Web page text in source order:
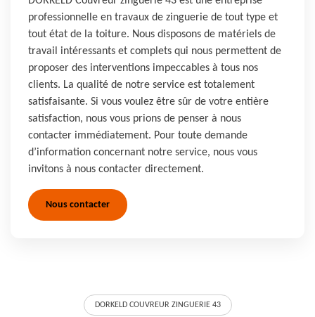
professionnelle en travaux de zinguerie de tout type et
tout état de la toiture. Nous disposons de matériels de
travail intéressants et complets qui nous permettent de
proposer des interventions impeccables à tous nos
clients. La qualité de notre service est totalement
satisfaisante. Si vous voulez être sûr de votre entière
satisfaction, nous vous prions de penser à nous
contacter immédiatement. Pour toute demande
d’information concernant notre service, nous vous
invitons à nous contacter directement.
Nous contacter
DORKELD COUVREUR ZINGUERIE 43